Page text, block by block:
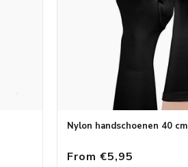
Nylon handschoenen 40 cm
From €5,95